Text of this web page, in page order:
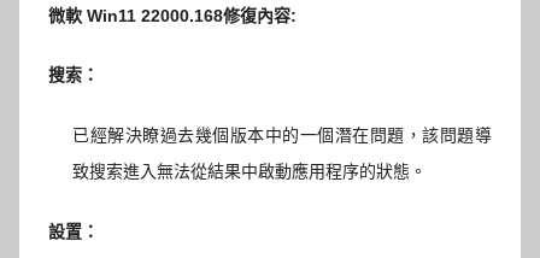
微軟 Win11 22000.168修復內容:
搜索：
已經解決瞭過去幾個版本中的一個潛在問題，該問題導
致搜索進入無法從結果中啟動應用程序的狀態。
設置：